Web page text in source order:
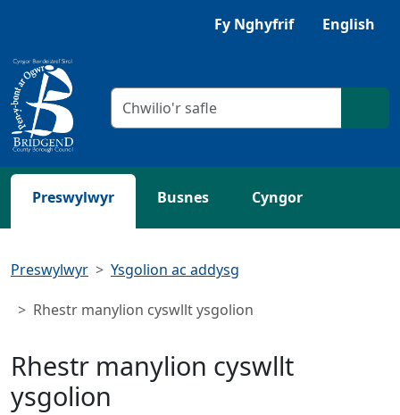
Gwrandewch gyda Browsealoud
Fy Nghyfrif English
Meini prawf chwilio
Preswylwyr Busnes Cyngor
Preswylwyr Ysgolion ac addysg
Rhestr manylion cyswllt ysgolion
Rhestr manylion cyswllt
ysgolion